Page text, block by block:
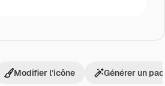
Modifier l’icône Générer un